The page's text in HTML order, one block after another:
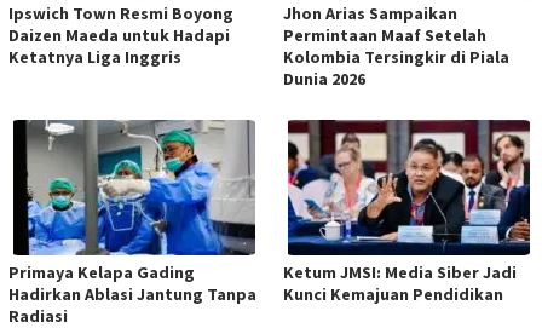
Ipswich Town Resmi Boyong
Daizen Maeda untuk Hadapi
Ketatnya Liga Inggris
Jhon Arias Sampaikan
Permintaan Maaf Setelah
Kolombia Tersingkir di Piala
Dunia 2026
Primaya Kelapa Gading
Hadirkan Ablasi Jantung Tanpa
Radiasi
Ketum JMSI: Media Siber Jadi
Kunci Kemajuan Pendidikan